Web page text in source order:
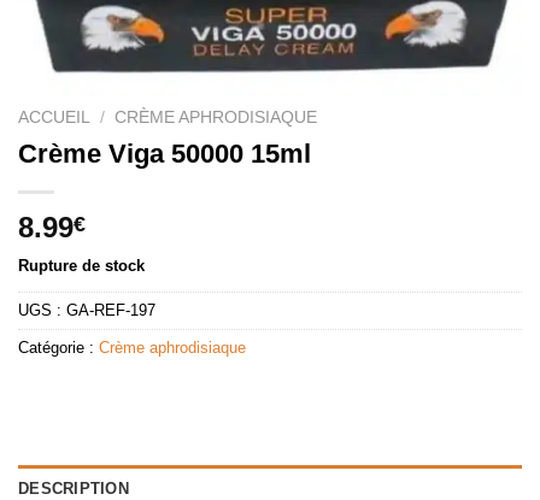
ACCUEIL / CRÈME APHRODISIAQUE
Crème Viga 50000 15ml
8.99€
Rupture de stock
UGS : GA-REF-197
Catégorie : Crème aphrodisiaque
DESCRIPTION